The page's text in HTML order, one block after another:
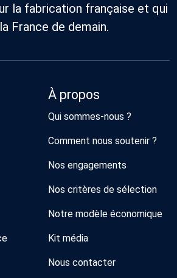
la fabrication française et qui
France de demain.
À propos
Qui sommes-nous ?
Comment nous soutenir ?
Nos engagements
Nos critères de sélection
Notre modèle économique
Kit média
Nous contacter